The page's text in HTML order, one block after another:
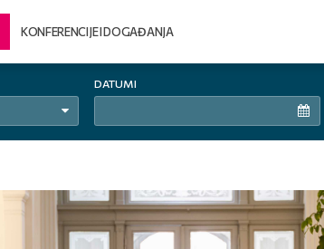
DATUMI
KONFERENCIJE I DOGAĐANJA